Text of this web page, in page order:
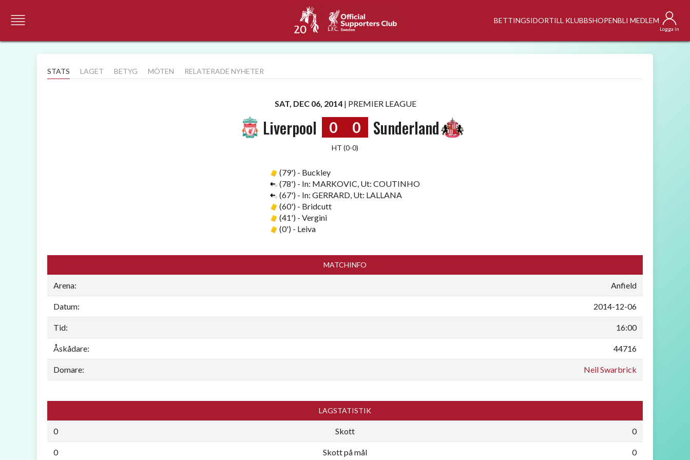
BETTINGSIDORTILL KLUBBSHOPENBLI MEDLEM
Logga in
STATS LAGET BETYG MÖTEN RELATERADE NYHETER
SAT, DEC 06, 2014 | PREMIER LEAGUE
Liverpool 0 0 Sunderland
HT (0-0)
(79') - Buckley
(78') - In: MARKOVIC, Ut: COUTINHO
(67') - In: GERRARD, Ut: LALLANA
(60') - Bridcutt
(41') - Vergini
(0') - Leiva
MATCHINFO
Arena: Anfield
Datum: 2014-12-06
Tid: 16:00
Åskådare: 44716
Domare: Neil Swarbrick
LAGSTATISTIK
0 Skott 0
0 Skott på mål 0